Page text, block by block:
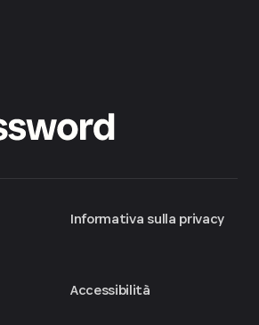
Informativa sulla privacy
Accessibilità